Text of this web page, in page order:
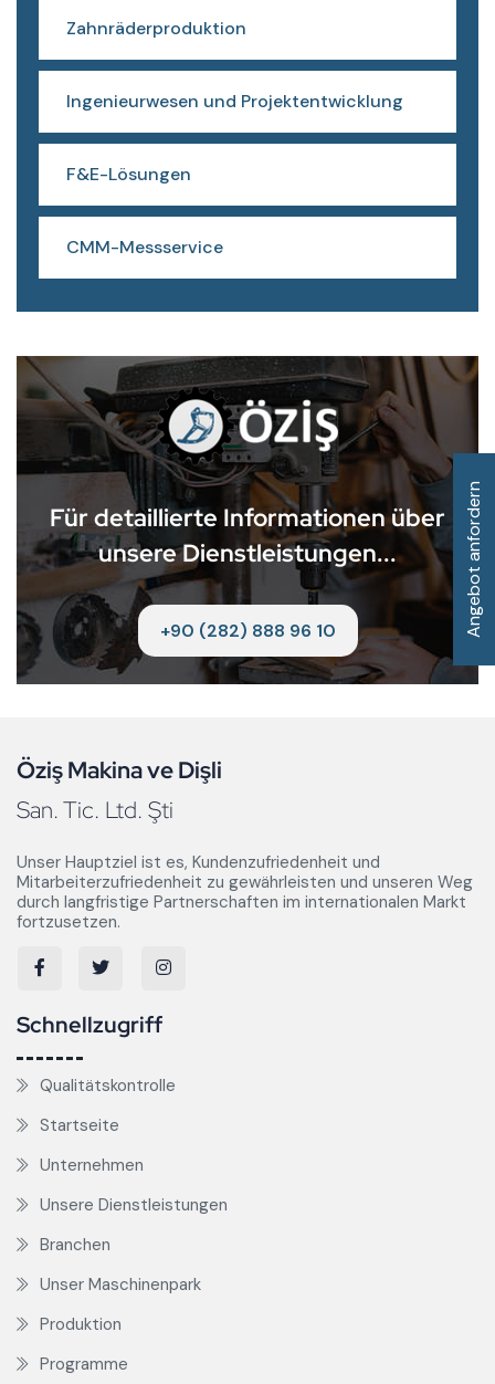
Zahnräderproduktion
Ingenieurwesen und Projektentwicklung
F&E-Lösungen
CMM-Messservice
Für detaillierte Informationen über
unsere Dienstleistungen...
+90 (282) 888 96 10
Öziş Makina ve Dişli
San. Tic. Ltd. Şti
Unser Hauptziel ist es, Kundenzufriedenheit und
Mitarbeiterzufriedenheit zu gewährleisten und unseren Weg
durch langfristige Partnerschaften im internationalen Markt
fortzusetzen.
Schnellzugriff
Qualitätskontrolle
Startseite
Unternehmen
Unsere Dienstleistungen
Branchen
Unser Maschinenpark
Produktion
Programme
Angebot anfordern